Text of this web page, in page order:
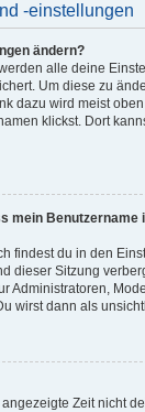
-einstellungen
ändern?
alle deine
Um diese zu
dazu wird meist
klickst. Dort
mein Benutzername
findest du in den
dieser Sitzung
Administratoren,
wirst dann als
Zeit nicht